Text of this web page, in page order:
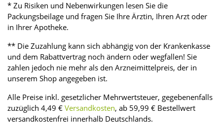
* Zu Risiken und Nebenwirkungen lesen Sie die
Packungsbeilage und fragen Sie Ihre Ärztin, Ihren Arzt oder
in Ihrer Apotheke.
** Die Zuzahlung kann sich abhängig von der Krankenkasse
und dem Rabattvertrag noch ändern oder wegfallen! Sie
zahlen jedoch nie mehr als den Arzneimittelpreis, der in
unserem Shop angegeben ist.
Alle Preise inkl. gesetzlicher Mehrwertsteuer, gegebenenfalls
zuzüglich 4,49 € Versandkosten, ab 59,99 € Bestellwert
versandkostenfrei innerhalb Deutschlands.